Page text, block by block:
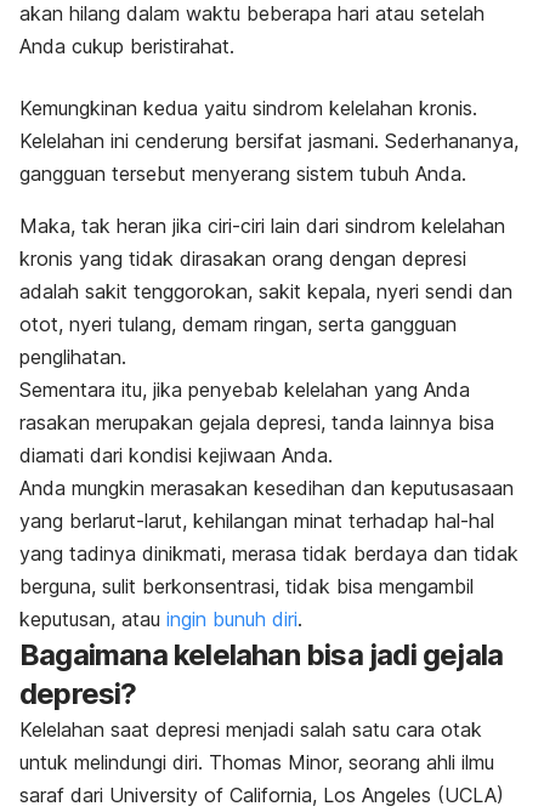
akan hilang dalam waktu beberapa hari atau setelah
Anda cukup beristirahat.
Kemungkinan kedua yaitu sindrom kelelahan kronis.
Kelelahan ini cenderung bersifat jasmani. Sederhananya,
gangguan tersebut menyerang sistem tubuh Anda.
Maka, tak heran jika ciri-ciri lain dari sindrom kelelahan
kronis yang tidak dirasakan orang dengan depresi
adalah sakit tenggorokan, sakit kepala, nyeri sendi dan
otot, nyeri tulang, demam ringan, serta gangguan
penglihatan.
Sementara itu, jika penyebab kelelahan yang Anda
rasakan merupakan gejala depresi, tanda lainnya bisa
diamati dari kondisi kejiwaan Anda.
Anda mungkin merasakan kesedihan dan keputusasaan
yang berlarut-larut, kehilangan minat terhadap hal-hal
yang tadinya dinikmati, merasa tidak berdaya dan tidak
berguna, sulit berkonsentrasi, tidak bisa mengambil
keputusan, atau ingin bunuh diri.
Bagaimana kelelahan bisa jadi gejala
depresi?
Kelelahan saat depresi menjadi salah satu cara otak
untuk melindungi diri. Thomas Minor, seorang ahli ilmu
saraf dari University of California, Los Angeles (UCLA)